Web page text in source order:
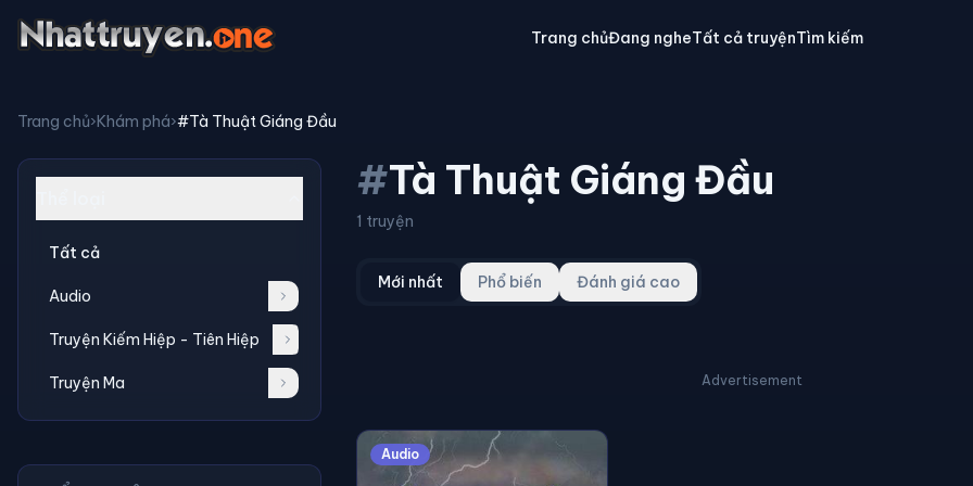
Trang chủĐang ngheTất cả truyệnTìm kiếm
Trang chủ›Khám phá›#Tà Thuật Giáng Đầu
Tất cả
Audio
Truyện Kiếm Hiệp - Tiên Hiệp
Truyện Ma
#Tà Thuật Giáng Đầu
1 truyện
Mới nhất Phổ biến Đánh giá cao
Advertisement
Audio